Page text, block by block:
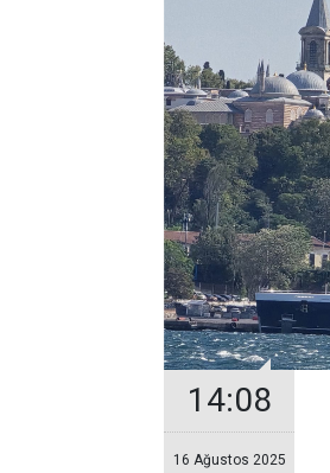
14:08
16 Ağustos 2025